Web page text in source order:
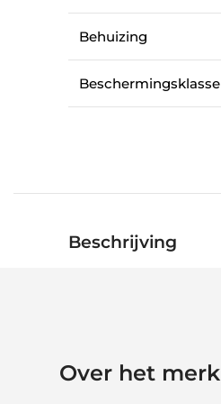
Behuizing
Beschermingsklasse
Beschrijving
Over het merk